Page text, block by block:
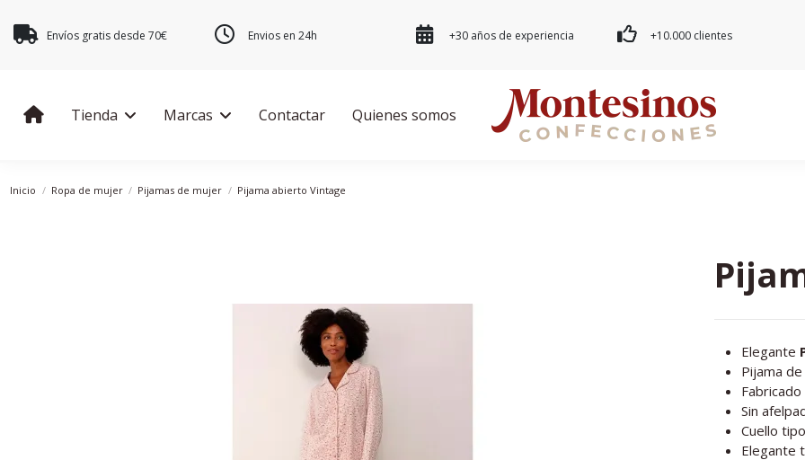
Envíos gratis desde 70€ Envios en 24h +30 años de experiencia +10.000 clientes
Tienda Marcas Contactar Quienes somos
Inicio Ropa de mujer Pijamas de mujer Pijama abierto Vintage
Elegante
Pijama
Sin
Cuello
Elegante